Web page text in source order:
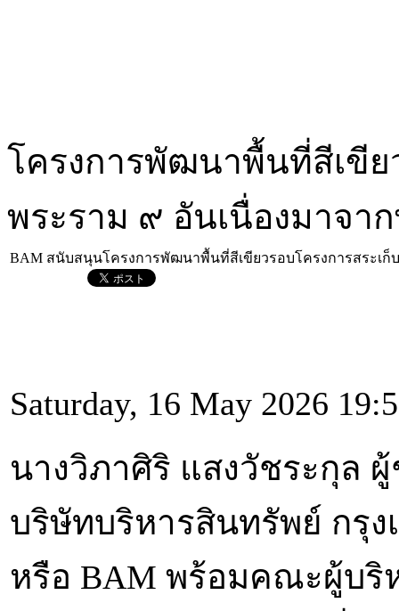
โครงการพัฒนาพื้นที่สีเขีย
พระราม ๙ อันเนื่องมาจ
BAM สนับสนุนโครงการพัฒนาพื้นที่สีเขียวรอบโครงการสระเ
Saturday, 16 May 2026
นางวิภาศิริ แสงวัชระกุล
บริษัทบริหารสินทรัพย์ กรุ
หรือ BAM พร้อมคณะผู้บริ